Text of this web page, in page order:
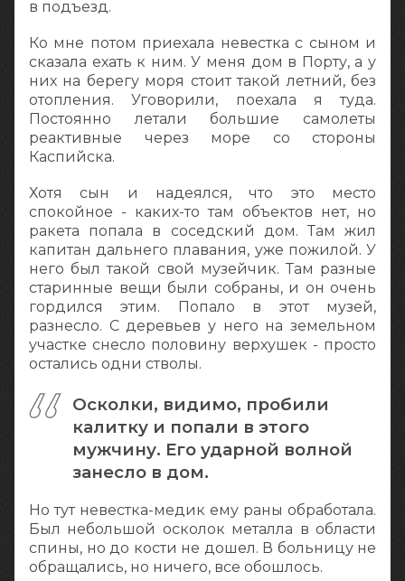
в подъезд.
Ко мне потом приехала невестка с сыном и
сказала ехать к ним. У меня дом в Порту, а у
них на берегу моря стоит такой летний, без
отопления. Уговорили, поехала я туда.
Постоянно летали большие самолеты
реактивные через море со стороны
Каспийска.
Хотя сын и надеялся, что это место
спокойное - каких-то там объектов нет, но
ракета попала в соседский дом. Там жил
капитан дальнего плавания, уже пожилой. У
него был такой свой музейчик. Там разные
старинные вещи были собраны, и он очень
гордился этим. Попало в этот музей,
разнесло. С деревьев у него на земельном
участке снесло половину верхушек - просто
остались одни стволы.
Осколки, видимо, пробили
калитку и попали в этого
мужчину. Его ударной волной
занесло в дом.
Но тут невестка-медик ему раны обработала.
Был небольшой осколок металла в области
спины, но до кости не дошел. В больницу не
обращались, но ничего, все обошлось.